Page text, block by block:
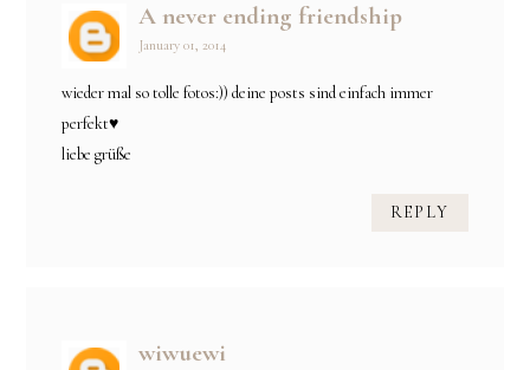
A never ending friendship
January 01, 2014
wieder mal so tolle fotos:)) deine posts sind einfach immer
perfekt♥
liebe grüße
REPLY
wiwuewi